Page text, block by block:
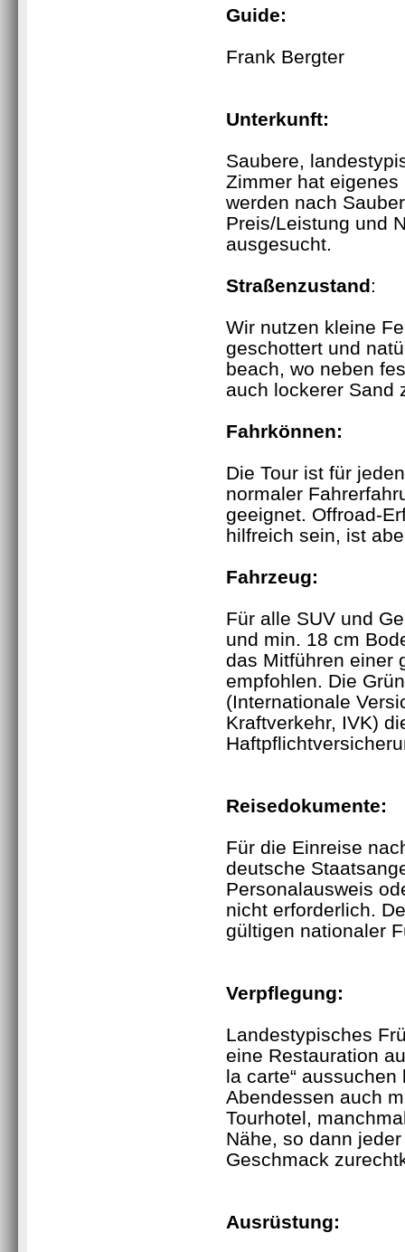
Guide:
Frank Bergter
Unterkunft:
Saubere,
Zimmer hat eigenes
werden nach
Preis/Leistung und
ausgesucht.
Straßenzustand:
Wir nutzen kleine
geschottert und
beach, wo neben
auch lockerer Sand
Fahrkönnen:
Die Tour ist für
normaler
geeignet. Offroad-
hilfreich sein, ist
Fahrzeug:
Für alle SUV und
und min. 18 cm
das Mitführen einer
empfohlen. Die
(Internationale
Kraftverkehr, IVK)
Reisedokumente:
Für die Einreise
deutsche
Personalausweis
nicht erforderlich.
gültigen nationaler
Verpflegung:
Landestypisches
eine Restauration
la carte“
Abendessen auch
Tourhotel,
Nähe, so dann
Geschmack
Ausrüstung: